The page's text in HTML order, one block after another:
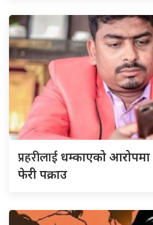
प्रहरीलाई धम्काएको
फेरी पक्राउ